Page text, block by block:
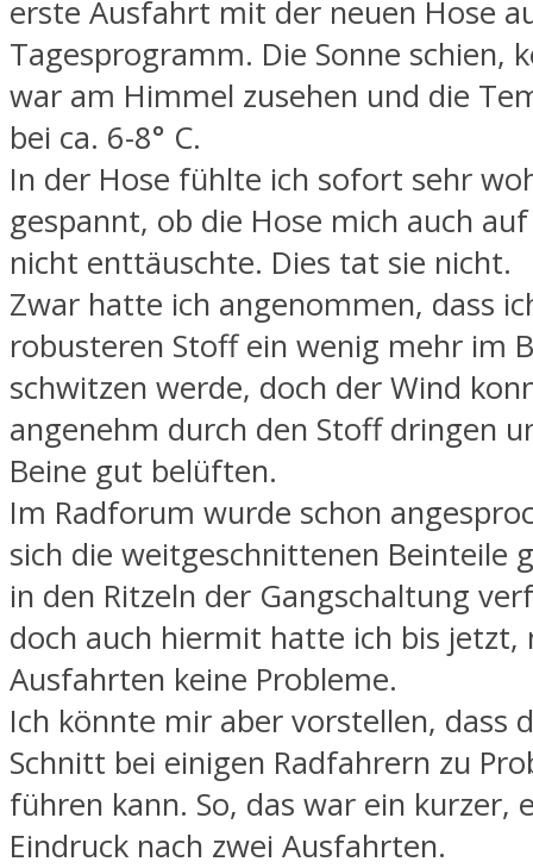
erste Ausfahrt mit der neuen Hose
Tagesprogramm. Die Sonne schien,
war am Himmel zusehen und die
bei ca. 6-8° C.
In der Hose fühlte ich sofort sehr
gespannt, ob die Hose mich auch
nicht enttäuschte. Dies tat sie nicht.
Zwar hatte ich angenommen, dass
robusteren Stoff ein wenig mehr im
schwitzen werde, doch der Wind
angenehm durch den Stoff dringen
Beine gut belüften.
Im Radforum wurde schon
sich die weitgeschnittenen Beinteile
in den Ritzeln der Gangschaltung
doch auch hiermit hatte ich bis jetzt,
Ausfahrten keine Probleme.
Ich könnte mir aber vorstellen, dass
Schnitt bei einigen Radfahrern zu
führen kann. So, das war ein kurzer,
Eindruck nach zwei Ausfahrten.